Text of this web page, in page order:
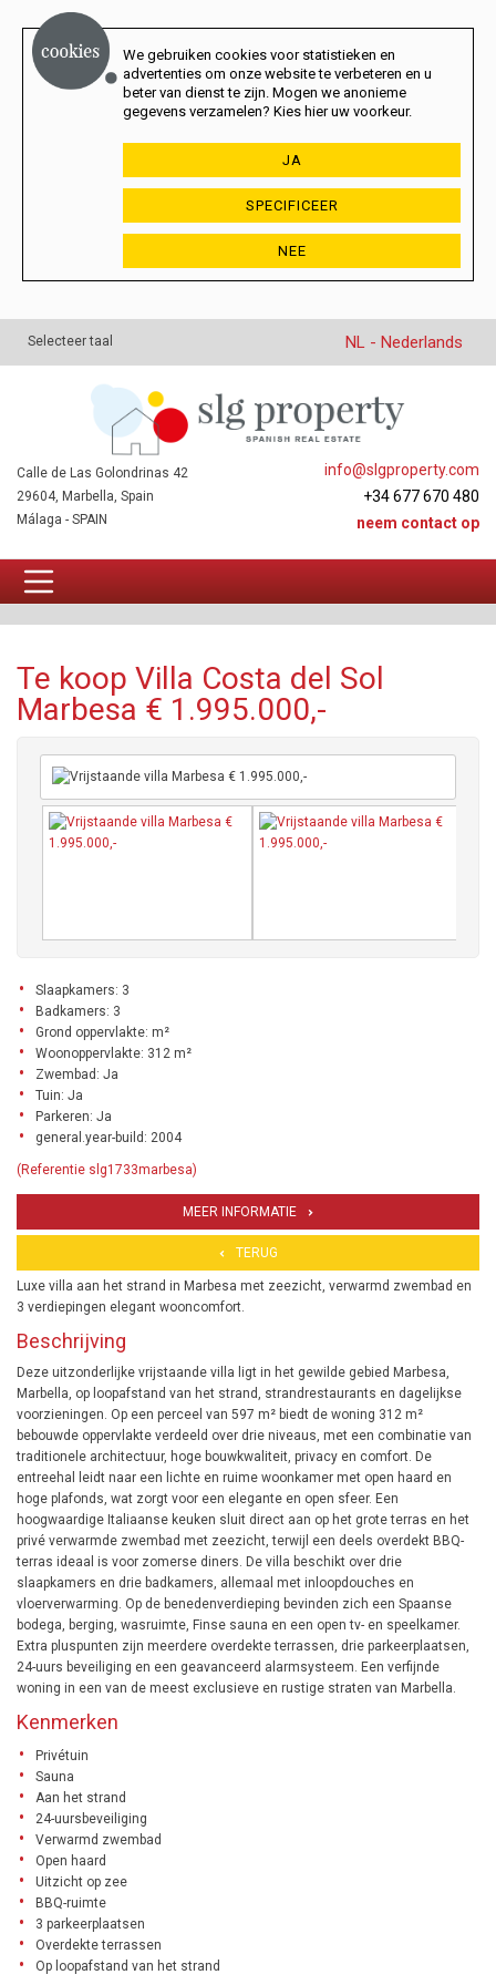
We gebruiken cookies voor statistieken en
advertenties om onze website te verbeteren en u
beter van dienst te zijn. Mogen we anonieme
gegevens verzamelen? Kies hier uw voorkeur.
JA
SPECIFICEER
NEE
Selecteer taal NL - Nederlands
info@slgproperty.com
+34 677 670 480
neem contact op
Calle de Las Golondrinas 42
29604, Marbella, Spain
Málaga - SPAIN
Te koop Villa Costa del Sol
Marbesa € 1.995.000,-
Slaapkamers: 3
Badkamers: 3
Grond oppervlakte: m²
Woonoppervlakte: 312 m²
Zwembad: Ja
Tuin: Ja
Parkeren: Ja
general.year-build: 2004
(Referentie slg1733marbesa)
MEER INFORMATIE
TERUG
Luxe villa aan het strand in Marbesa met zeezicht, verwarmd zwembad en
3 verdiepingen elegant wooncomfort.
Beschrijving
Deze uitzonderlijke vrijstaande villa ligt in het gewilde gebied Marbesa,
Marbella, op loopafstand van het strand, strandrestaurants en dagelijkse
voorzieningen. Op een perceel van 597 m² biedt de woning 312 m²
bebouwde oppervlakte verdeeld over drie niveaus, met een combinatie van
traditionele architectuur, hoge bouwkwaliteit, privacy en comfort. De
entreehal leidt naar een lichte en ruime woonkamer met open haard en
hoge plafonds, wat zorgt voor een elegante en open sfeer. Een
hoogwaardige Italiaanse keuken sluit direct aan op het grote terras en het
privé verwarmde zwembad met zeezicht, terwijl een deels overdekt BBQ-
terras ideaal is voor zomerse diners. De villa beschikt over drie
slaapkamers en drie badkamers, allemaal met inloopdouches en
vloerverwarming. Op de benedenverdieping bevinden zich een Spaanse
bodega, berging, wasruimte, Finse sauna en een open tv- en speelkamer.
Extra pluspunten zijn meerdere overdekte terrassen, drie parkeerplaatsen,
24-uurs beveiliging en een geavanceerd alarmsysteem. Een verfijnde
woning in een van de meest exclusieve en rustige straten van Marbella.
Kenmerken
Privétuin
Sauna
Aan het strand
24-uursbeveiliging
Verwarmd zwembad
Open haard
Uitzicht op zee
BBQ-ruimte
3 parkeerplaatsen
Overdekte terrassen
Op loopafstand van het strand